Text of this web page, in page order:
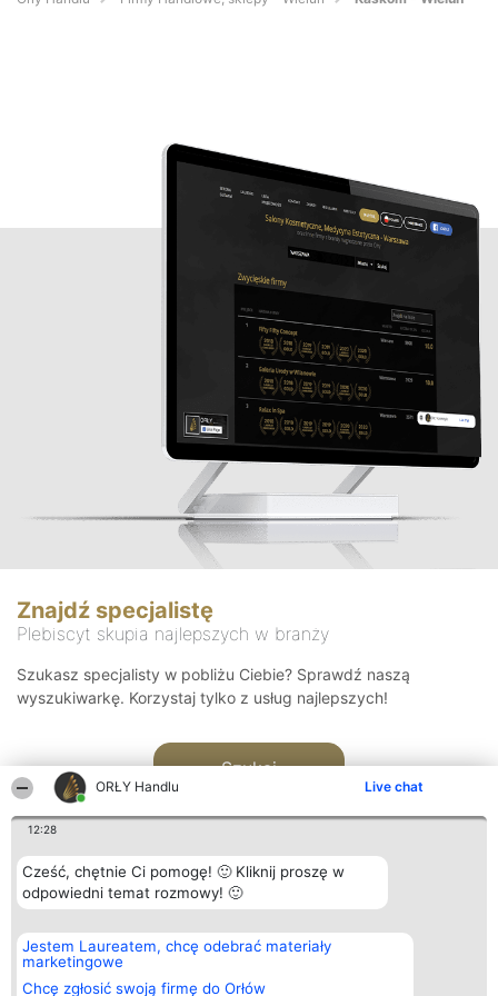
ORŁY Handlu Live chat
12:28
Cześć, chętnie Ci pomogę! 🙂 Kliknij proszę w
odpowiedni temat rozmowy! 🙂
Jestem Laureatem, chcę odebrać materiały
marketingowe
Chcę zgłosić swoją firmę do Orłów
Znajdź specjalistę
Plebiscyt skupia najlepszych w branży
Szukasz specjalisty w pobliżu Ciebie? Sprawdź naszą
wyszukiwarkę. Korzystaj tylko z usług najlepszych!
Szukaj
Organizator plebiscytu
Bright Side Solutions sp. z o.
o. sp. k.
ul. Ruska 22
Plebiscyt
Laureaci
wszystkich
Kontakt
Kontakt